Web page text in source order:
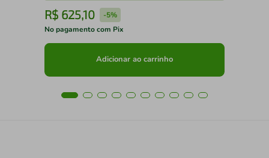
R$ 625,10 -5%
No pagamento com Pix
Adicionar ao carrinho